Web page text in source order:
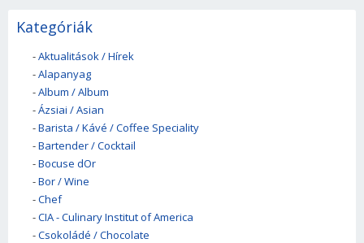
Kategóriák
-Aktualitások / Hírek
-Alapanyag
-Album / Album
-Ázsiai / Asian
-Barista / Kávé / Coffee Speciality
-Bartender / Cocktail
-Bocuse dOr
-Bor / Wine
-Chef
-CIA - Culinary Institut of America
-Csokoládé / Chocolate